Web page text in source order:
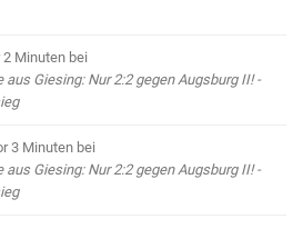
2 Minuten bei
Giesing: Nur 2:2 gegen Augsburg II! -
3 Minuten bei
Giesing: Nur 2:2 gegen Augsburg II! -